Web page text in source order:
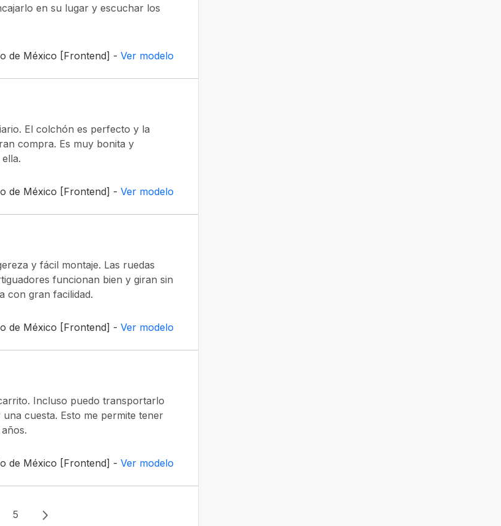
en su lugar y escuchar los
de México [Frontend] - Ver modelo
El colchón es perfecto y la
compra. Es muy bonita y
de México [Frontend] - Ver modelo
y fácil montaje. Las ruedas
funcionan bien y giran sin
con gran facilidad.
de México [Frontend] - Ver modelo
Incluso puedo transportarlo
cuesta. Esto me permite tener
de México [Frontend] - Ver modelo
5